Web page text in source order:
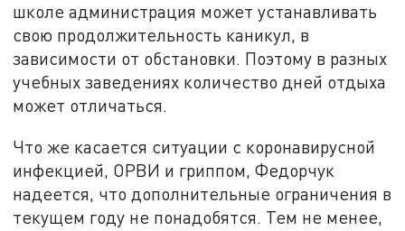
школе администрация может устанавливать
свою продолжительность каникул, в
зависимости от обстановки. Поэтому в разных
учебных заведениях количество дней отдыха
может отличаться.
Что же касается ситуации с коронавирусной
инфекцией, ОРВИ и гриппом, Федорчук
надеется, что дополнительные ограничения в
текущем году не понадобятся. Тем не менее,